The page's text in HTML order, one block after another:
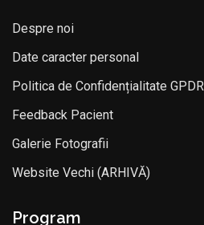
Despre noi
Date caracter personal
Politica de Confidențialitate GPDR
Feedback Pacient
Galerie Fotografii
Website Vechi (ARHIVĂ)
Program